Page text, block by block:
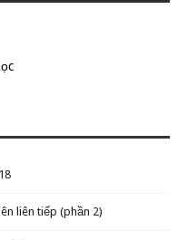
liên tiếp (phần 2)